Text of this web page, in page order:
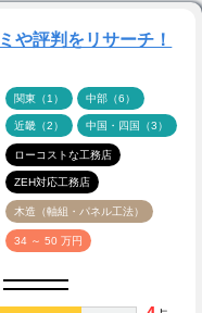
や評判をリサーチ！
関東（1） 中部（6）
近畿（2） 中国・四国（3）
ローコストな工務店
ZEH対応工務店
木造（軸組・パネル工法）
34 ～ 50 万円